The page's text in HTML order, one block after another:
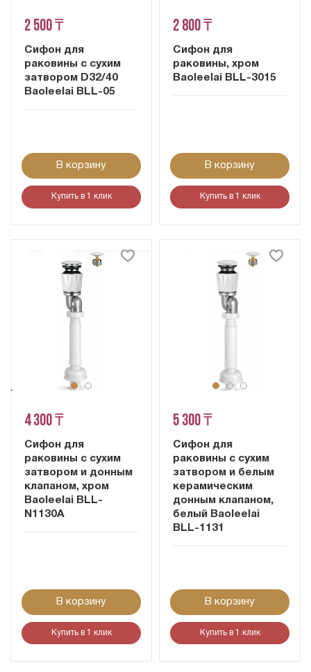
2 500 ₸
Сифон для
раковины с сухим
затвором D32/40
Baoleelai BLL-05
В корзину
Купить в 1 клик
2 800 ₸
Сифон для
раковины, хром
Baoleelai BLL-3015
В корзину
Купить в 1 клик
4 300 ₸
Сифон для
раковины с сухим
затвором и донным
клапаном, хром
Baoleelai BLL-
N1130A
В корзину
Купить в 1 клик
5 300 ₸
Сифон для
раковины с сухим
затвором и белым
керамическим
донным клапаном,
белый Baoleelai
BLL-1131
В корзину
Купить в 1 клик